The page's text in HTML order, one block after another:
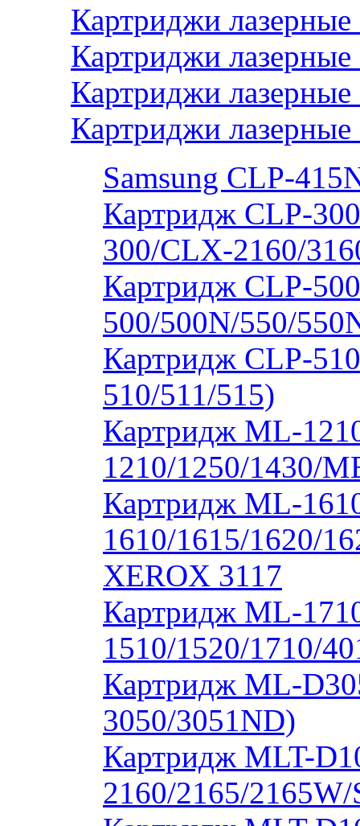
Картриджи
Картриджи лазерные
Картриджи лазерные
Картриджи лазерные
Samsung CLP-
Картридж CLP-
300/CLX-2160/
Картридж CLP-
500/500N/550/
Картридж CLP-
510/511/515)
Картридж ML-
1210/1250/1430/
Картридж ML-
1610/1615/1620/
XEROX 3117
Картридж ML-
1510/1520/1710/
Картридж ML-
3050/3051ND)
Картридж MLT-
2160/2165/